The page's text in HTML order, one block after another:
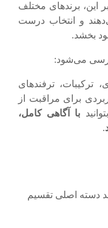
این، برندهای مختلف
و انتخاب درست
بخشد.
می‌شود:
ترکیبات، ترفندهای
برای مراقبت از
با آگاهی کامل،
.
دسته اصلی تقسیم